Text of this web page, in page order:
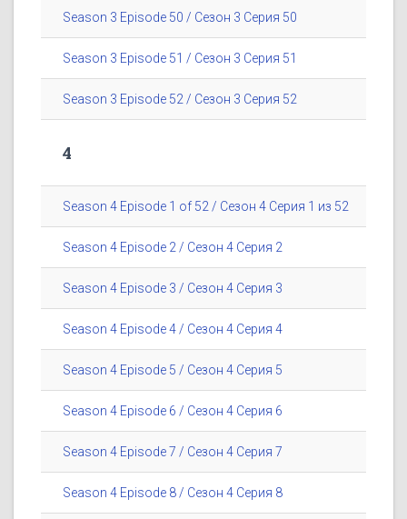
Season 3 Episode 50 / Сезон 3 Серия 50
Season 3 Episode 51 / Сезон 3 Серия 51
Season 3 Episode 52 / Сезон 3 Серия 52
4
Season 4 Episode 1 of 52 / Сезон 4 Серия 1 из 52
Season 4 Episode 2 / Сезон 4 Серия 2
Season 4 Episode 3 / Сезон 4 Серия 3
Season 4 Episode 4 / Сезон 4 Серия 4
Season 4 Episode 5 / Сезон 4 Серия 5
Season 4 Episode 6 / Сезон 4 Серия 6
Season 4 Episode 7 / Сезон 4 Серия 7
Season 4 Episode 8 / Сезон 4 Серия 8